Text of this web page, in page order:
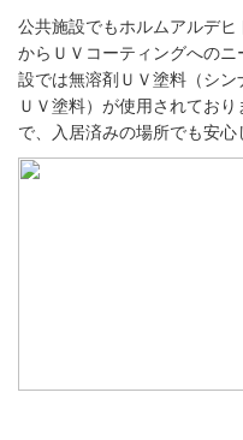
公共施設でもホルムアルデ
からＵＶコーティングへの
設では無溶剤ＵＶ塗料（シ
ＵＶ塗料）が使用されてお
で、入居済みの場所でも安心